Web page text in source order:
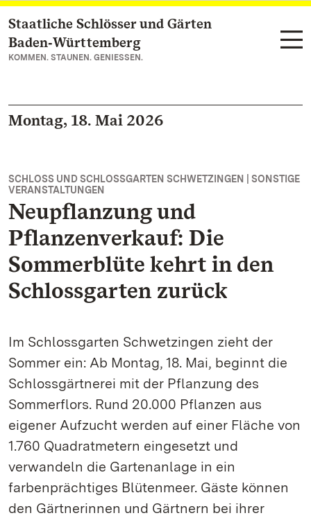
Zum Hauptinhalt springen
Staatliche Schlösser und Gärten
Baden‑Württemberg
KOMMEN. STAUNEN. GENIESSEN.
Montag, 18. Mai 2026
SCHLOSS UND SCHLOSSGARTEN SCHWETZINGEN | SONSTIGE
VERANSTALTUNGEN
Neupflanzung und
Pflanzenverkauf: Die
Sommerblüte kehrt in den
Schlossgarten zurück
Im Schlossgarten Schwetzingen zieht der
Sommer ein: Ab Montag, 18. Mai, beginnt die
Schlossgärtnerei mit der Pflanzung des
Sommerflors. Rund 20.000 Pflanzen aus
eigener Aufzucht werden auf einer Fläche von
1.760 Quadratmetern eingesetzt und
verwandeln die Gartenanlage in ein
farbenprächtiges Blütenmeer. Gäste können
den Gärtnerinnen und Gärtnern bei ihrer